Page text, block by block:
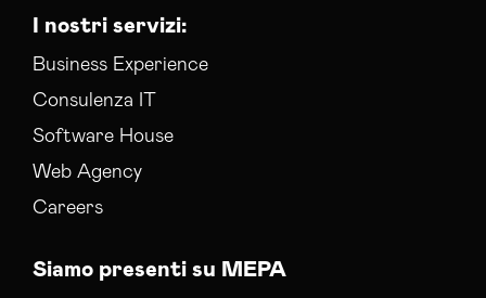
I nostri servizi:
Business Experience
Consulenza IT
Software House
Web Agency
Careers
Siamo presenti su MEPA